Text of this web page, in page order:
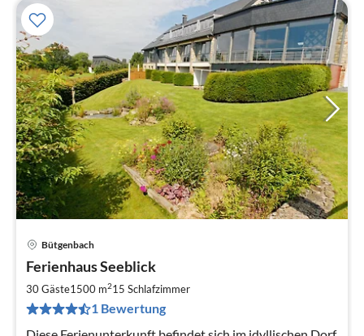
Bütgenbach
Ferienhaus Seeblick
30 Gäste1500 m215 Schlafzimmer
1 Bewertung